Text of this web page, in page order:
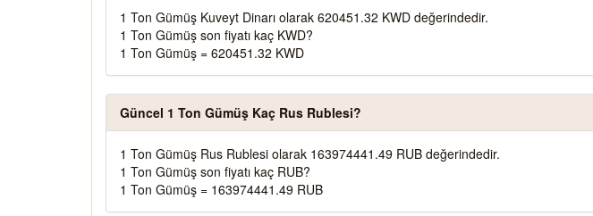
1 Ton Gümüş Kuveyt Dinarı olarak 620451.32 KWD değerindedir.
1 Ton Gümüş son fiyatı kaç KWD?
1 Ton Gümüş = 620451.32 KWD
Güncel 1 Ton Gümüş Kaç Rus Rublesi?
1 Ton Gümüş Rus Rublesi olarak 163974441.49 RUB değerindedir.
1 Ton Gümüş son fiyatı kaç RUB?
1 Ton Gümüş = 163974441.49 RUB